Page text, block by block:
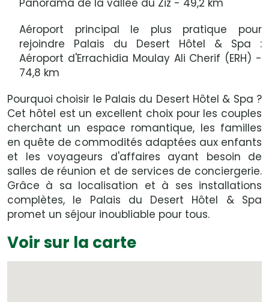
Panorama de la vallée du Ziz - 49,2 km
Aéroport principal le plus pratique pour
rejoindre Palais du Desert Hôtel & Spa :
Aéroport d'Errachidia Moulay Ali Cherif (ERH) -
74,8 km
Pourquoi choisir le Palais du Desert Hôtel & Spa ?
Cet hôtel est un excellent choix pour les couples
cherchant un espace romantique, les familles
en quête de commodités adaptées aux enfants
et les voyageurs d'affaires ayant besoin de
salles de réunion et de services de conciergerie.
Grâce à sa localisation et à ses installations
complètes, le Palais du Desert Hôtel & Spa
promet un séjour inoubliable pour tous.
Voir sur la carte